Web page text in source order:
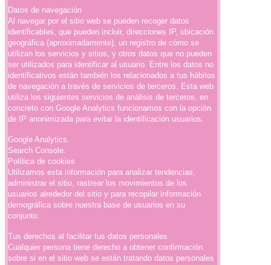
Datos de navegación
Al navegar por el sitio web se pueden recoger datos
identificables, que pueden incluir, direcciones IP, ubicación
geográfica (aproximadamente), un registro de cómo se
utilizan los servicios y sitios, y otros datos que no pueden
ser utilizados para identificar al usuario. Entre los datos no
identificativos están también los relacionados a tus hábitos
de navegación a través de servicios de terceros. Esta web
utiliza los siguientes servicios de análisis de terceros, en
concreto con Google Analytics funcionamos con la opción
de IP anonimizada para evitar la identificación usuarios:
Google Analytics.
Search Console.
Política de cookies
Utilizamos esta información para analizar tendencias,
administrar el sitio, rastrear los movimientos de los
usuarios alrededor del sitio y para recopilar información
demográfica sobre nuestra base de usuarios en su
conjunto.
Tus derechos al facilitar tus datos personales
Cualquier persona tiene derecho a obtener confirmación
sobre si en el sitio web se están tratando datos personales